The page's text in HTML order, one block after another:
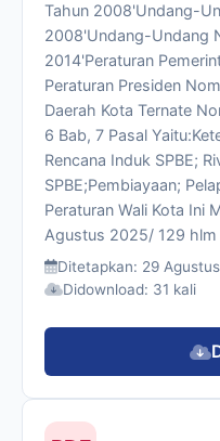
Tahun 2008'Undang-
2008'Undang-Undang
2014'Peraturan
Peraturan Presiden
Daerah Kota Ternate
6 Bab, 7 Pasal
Rencana Induk SPBE;
SPBE;Pembiayaan;
Peraturan Wali Kota Ini
Agustus 2025/ 129 hlm
Ditetapkan: 29
Didownload: 31 kali